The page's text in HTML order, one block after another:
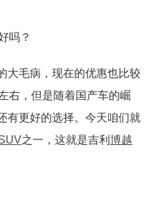
吗？
大毛病，现在的优惠也比较
右，但是随着国产车的崛
有更好的选择。今天咱们就
之一，这就是吉利 博越